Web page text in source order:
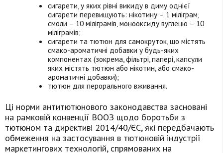
сигарети, у яких рівні викиду в диму однієї
сигарети перевищують: нікотину – 1 міліграм,
смоли – 10 міліграмів, монооксиду вуглецю – 10
міліграмів;
сигарети та тютюн для самокруток, що містять
смако-ароматичні добавки у будь-яких
компонентах (зокрема, фільтрі, папері, капсули
яких містять тютюн або нікотин, або смако-
ароматичні добавки);
тютюн для перорального вживання.
Ці норми антитютюнового законодавства засновані
на рамковій конвенції ВООЗ щодо боротьби з
тютюном та директиві 2014/40/ЄС, які передбачають
обмеження на застосування в тютюновій індустрії
маркетингових технологій, спрямованих на